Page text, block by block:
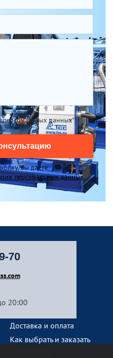
персональных данных*
вы даете
персональных данных
70
20:00
Доставка и оплата
Как выбрать и заказать